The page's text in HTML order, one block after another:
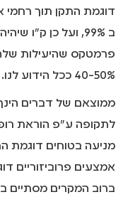
דוגמת התקן תוך רחמי
ב 99%, ועל כן
פרמטקס שהיעילות
40-50% ככל הידוע לנו.
ממוצאם של דברים
לתקופה ע"פ הוראת
מניעה בטוחים דוגמת
אמצעים פרוביזוריים
ברוב המקרים מסתיים